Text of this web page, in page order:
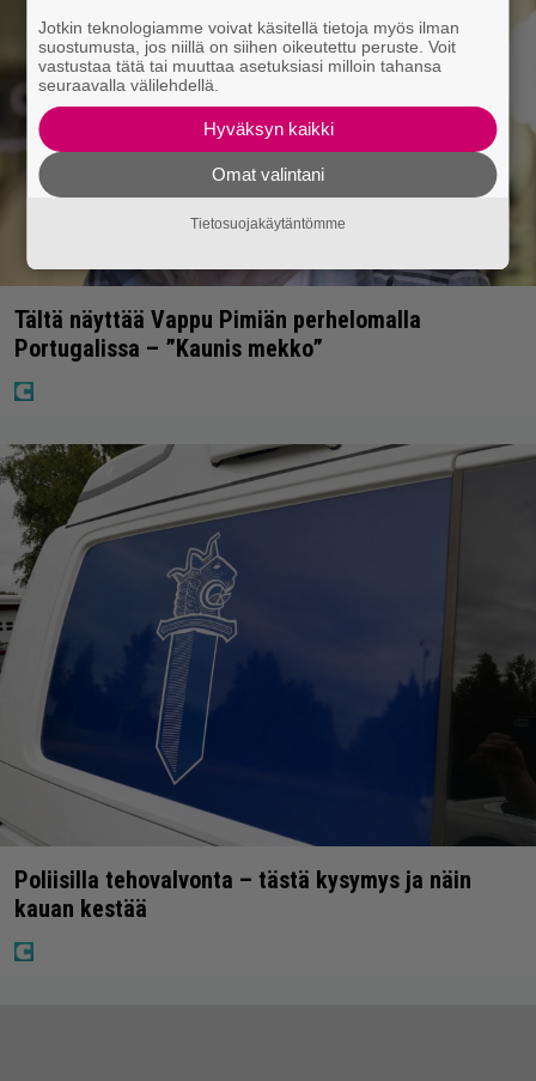
Tältä näyttää Vappu Pimiän perhelomalla
Portugalissa – ”Kaunis mekko”
Poliisilla tehovalvonta – tästä kysymys ja näin
kauan kestää
Jotkin teknologiamme voivat käsitellä tietoja myös ilman
suostumusta, jos niillä on siihen oikeutettu peruste. Voit
vastustaa tätä tai muuttaa asetuksiasi milloin tahansa
seuraavalla välilehdellä.
Hyväksyn kaikki
Omat valintani
Tietosuojakäytäntömme